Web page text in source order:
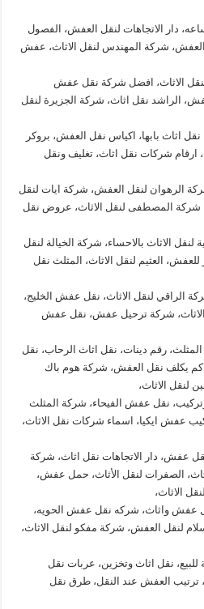
عفش الثقبه نقل عفش ٢٤ ساعه، دار الاتجاهات لنقل العفش، الفصول
العفش، شركة المهندس لنقل الاثاث، عفش
الاثاث، افضل شركة نقل عفش
الراشد نقل اثاث، شركة الجزيرة لنقل
نقل اثاث بابها، اكياس نقل العفش، بروكر
ارقام شركات نقل اثاث، تغليف ونقل
الرهوان لنقل العفش، شركة ايات لنقل
شركة المصطفى لنقل الاثاث، عروض نقل
الاثاث بالاحساء، شركة الخيالة لنقل
العثيم لنقل الاثاث، المثلث نقل
لنقل الاثاث، نقل عفش الخليج،
شركة ترحيل عفش، نقل عفش
رقم دينات، نقل اثاث الرحاب، نقل
يكلف نقل العفش، شركة هوم باك
لنقل الاثاث،
نقل عفش الفيحاء، شركة المثلث
عفش ايكيا، اسماء شركات نقل الاثاث،
عفش، دار الاتجاهات نقل اثاث، شركة
الصفرات لنقل الأثاث، حمل عفش،
الاثاث،
عفش واثاث، شركه نقل عفش الحويه،
لنقل العفش، شركة مفكو لنقل الاثاث،
نقل اثاث وتخزين، عربات نقل
ترتيب العفش عند النقل، طرق نقل